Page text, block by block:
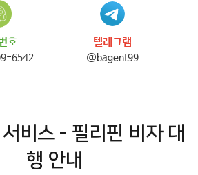
호
6542
텔레그램
@bagent99
비스 - 필리핀 비자 대
행 안내